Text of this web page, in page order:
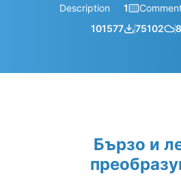
Description 1
101577
75102
Бързо и